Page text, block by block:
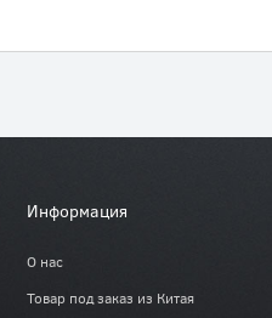
Информация
О нас
Товар под заказ из Китая